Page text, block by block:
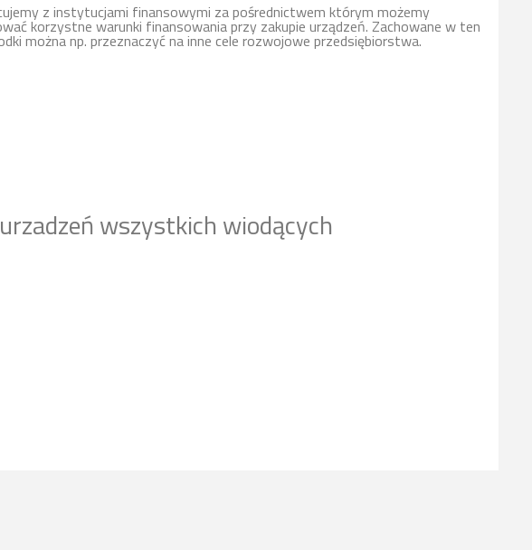
z instytucjami finansowymi za pośrednictwem którym możemy
korzystne warunki finansowania przy zakupie urządzeń. Zachowane w ten
można np. przeznaczyć na inne cele rozwojowe przedsiębiorstwa.
wszystkich wiodących